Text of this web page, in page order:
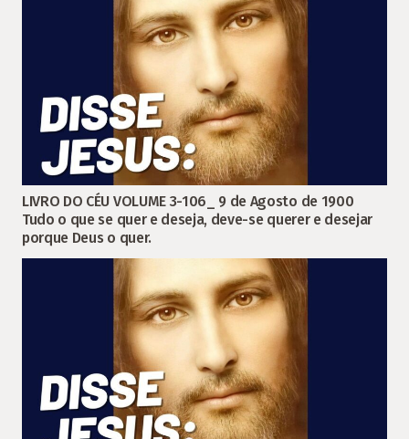
LIVRO DO CÉU VOLUME 3-106_ 9 de Agosto de 1900
Tudo o que se quer e deseja, deve-se querer e desejar
porque Deus o quer.